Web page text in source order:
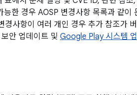
한 경우 AOSP 변경사항 목록과 같이
사항이 여러 개인 경우 추가 참조가
안 업데이트 및 Google Play 시스템